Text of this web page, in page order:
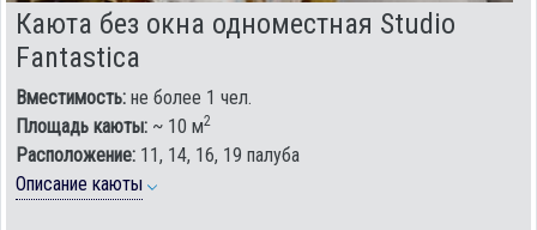
Каюта без окна одноместная Studio
Fantastica
Вместимость: не более 1 чел.
Площадь каюты: ~ 10 м2
Расположение: 11, 14, 16, 19 палуба
Описание каюты